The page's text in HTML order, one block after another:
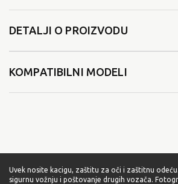
DETALJI O PROIZVODU
KOMPATIBILNI MODELI
Uvek nosite kacigu, zaštitu za oči i zaštitnu
sigurnu vožnju i poštovanje drugih vozača.